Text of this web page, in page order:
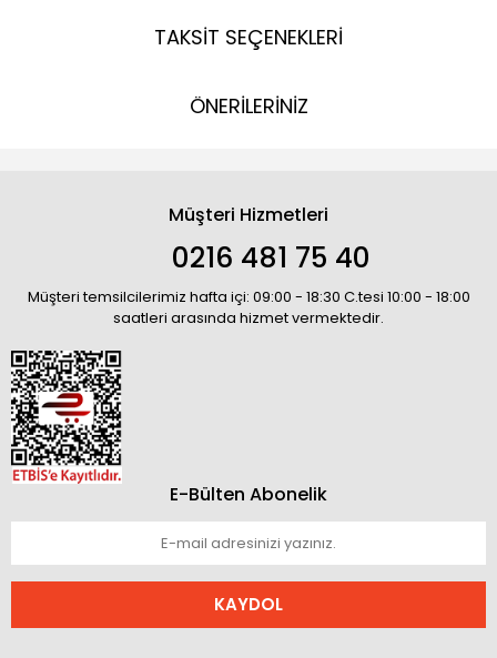
TAKSİT SEÇENEKLERİ
ÖNERİLERİNİZ
Müşteri Hizmetleri
0216 481 75 40
Müşteri temsilcilerimiz hafta içi: 09:00 - 18:30 C.tesi 10:00 - 18:00
saatleri arasında hizmet vermektedir.
E-Bülten Abonelik
KAYDOL